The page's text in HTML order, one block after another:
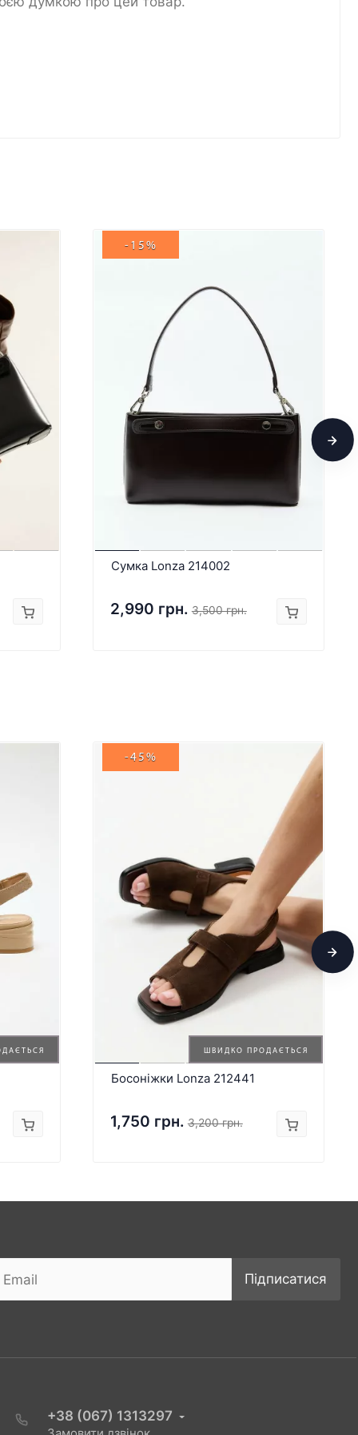
-15%
Сумка Lonza 214002
2,990 грн. 3,500 грн.
ШВИДКО ПРОДАЄТЬСЯ
-45%
Босоніжки Lonza 212441
1,750 грн. 3,200 грн.
Підписатися
+38 (067) 1313297